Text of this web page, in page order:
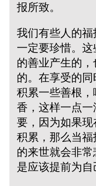
报所致。
我们有些人的
一定要珍惜。
的善业产生的
的。在享受的
积累一些善根
香，这样一点
要，因为如果
积累，那么当
的来世就会非
是应该提前为自